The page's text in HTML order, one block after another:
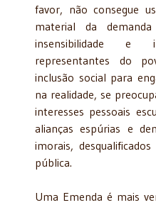
favor, não consegue
material da
insensibilidade e
representantes do
inclusão social para
na realidade, se
interesses pessoais
alianças espúrias e
imorais,
pública.
Uma Emenda é mais